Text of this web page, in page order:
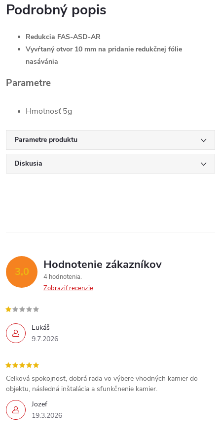
Podrobný popis
Redukcia FAS-ASD-AR
Vyvŕtaný otvor 10 mm na pridanie redukčnej fólie
nasávánia
Parametre
Hmotnosť 5g
Parametre produktu
Diskusia
3,0 Hodnotenie zákazníkov
4 hodnotenia
Zobraziť recenzie
Lukáš
9.7.2026
Jozef
19.3.2026
Celková spokojnosť, dobrá rada vo výbere vhodných kamier do
objektu, následná inštalácia a sfunkčnenie kamier.